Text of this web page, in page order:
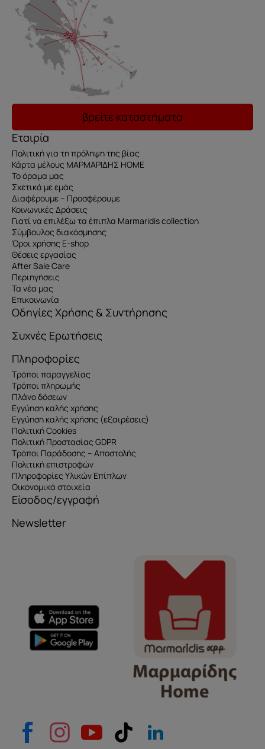
e-mail
Το μήνυμά σας
βρείτε καταστήματα
Εταιρία
Πολιτική για τη πρόληψη της βίας
Κάρτα μέλους ΜΑΡΜΑΡΙΔΗΣ HOME
Το όραμα μας
Σχετικά με εμάς
Διαφέρουμε – Προσφέρουμε
Κοινωνικές Δράσεις
Γιατί να επιλέξω τα έπιπλα Marmaridis collection
Σύμβουλος διακόσμησης
Όροι χρήσης E-shop
Θέσεις εργασίας
After Sale Care
Περιηγήσεις
Τα νέα μας
Επικοινωνία
Οδηγίες Χρήσης & Συντήρησης
Συχνές Ερωτήσεις
Πληροφορίες
Τρόποι παραγγελίας
Τρόποι πληρωμής
Πλάνο δόσεων
Εγγύηση καλής χρήσης
Εγγύηση καλής χρήσης (εξαιρέσεις)
Πολιτική Cookies
Πολιτική Προστασίας GDPR
Τρόποι Παράδοσης – Αποστολής
Πολιτική επιστροφών
Πληροφορίες Υλικών Επίπλων
Οικονομικά στοιχεία
Είσοδος/εγγραφή
Newsletter